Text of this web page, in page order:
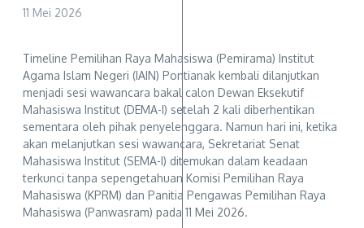
11 Mei 2026
Timeline Pemilihan Raya Mahasiswa (Pemirama) Institut
Agama Islam Negeri (IAIN) Pontianak kembali dilanjutkan
menjadi sesi wawancara bakal calon Dewan Eksekutif
Mahasiswa Institut (DEMA-I) setelah 2 kali diberhentikan
sementara oleh pihak penyelenggara. Namun hari ini, ketika
akan melanjutkan sesi wawancara, Sekretariat Senat
Mahasiswa Institut (SEMA-I) ditemukan dalam keadaan
terkunci tanpa sepengetahuan Komisi Pemilihan Raya
Mahasiswa (KPRM) dan Panitia Pengawas Pemilihan Raya
Mahasiswa (Panwasram) pada 11 Mei 2026.